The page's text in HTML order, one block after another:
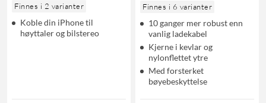
Finnes i 2 varianter
Koble din iPhone til
høyttaler og bilstereo
Finnes i 6 varianter
10 ganger mer robust enn
vanlig ladekabel
Kjerne i kevlar og
nylonflettet ytre
Med forsterket
bøyebeskyttelse